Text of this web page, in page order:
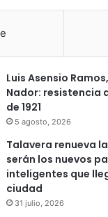
Luis Asensio
Nador: resistencia
de 1921
5 agosto, 2026
Talavera renueva
serán los nuevos
inteligentes que
ciudad
31 julio, 2026